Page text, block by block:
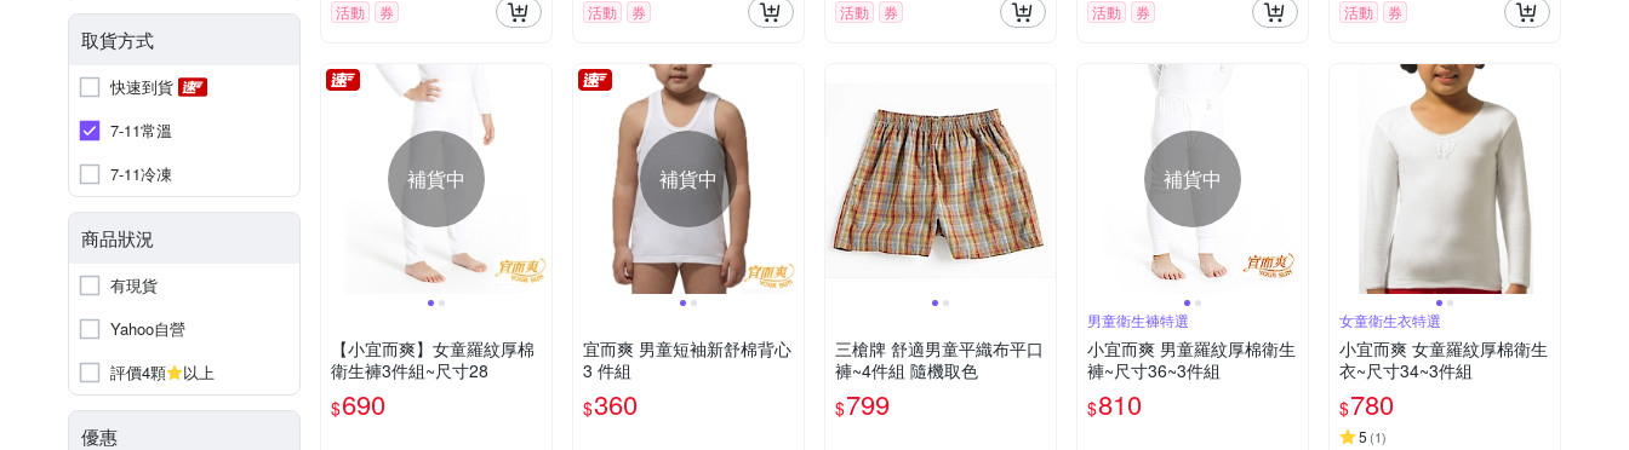
取貨方式
快速到貨
7-11常溫
7-11冷凍
商品狀況
有現貨
Yahoo自營
評價4顆
以上
優惠
活動 券 活動 券 活動 券 活動 券 活動 券
補貨中
【小宜而爽】女童羅紋厚棉
衛生褲3件組~尺寸28
$690
補貨中
宜而爽 男童短袖新舒棉背心
3 件組
$360
三槍牌 舒適男童平織布平口
褲~4件組 隨機取色
$799
補貨中
男童衛生褲特選
小宜而爽 男童羅紋厚棉衛生
褲~尺寸36~3件組
$810
女童衛生衣特選
小宜而爽 女童羅紋厚棉衛生
衣~尺寸34~3件組
$780
5 (1)